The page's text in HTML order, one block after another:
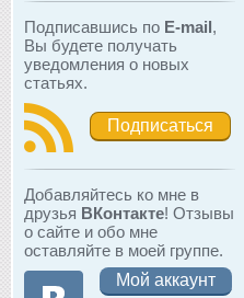
Подписавшись по E-mail,
Вы будете получать
уведомления о новых
статьях.
Подписаться
Добавляйтесь ко мне в
друзья ВКонтакте! Отзывы
о сайте и обо мне
оставляйте в моей группе.
Мой аккаунт